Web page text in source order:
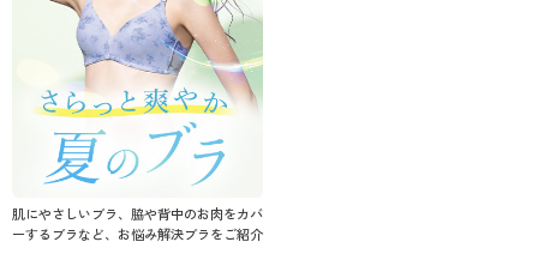
肌にやさしいブラ、脇や背中のお肉をカバ
ーするブラなど、お悩み解決ブラをご紹介